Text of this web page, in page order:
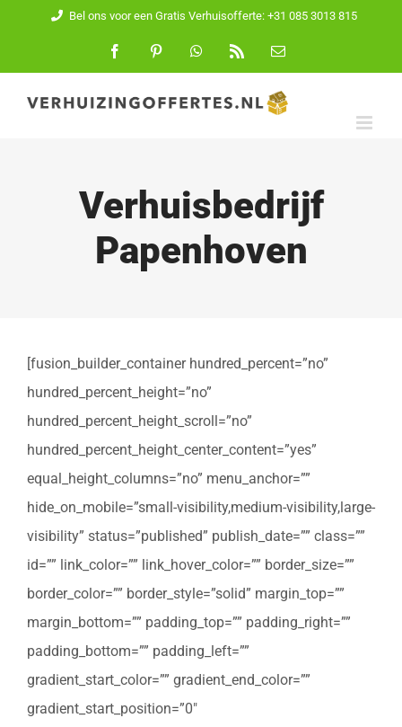
inhoud
Bel ons voor een Gratis Verhuisofferte: +31 085 3013 815
FacebookPinterest WhatsApp
E-
Verhuisbedrijf
Papenhoven
[fusion_builder_container hundred_percent=”no”
hundred_percent_height=”no”
hundred_percent_height_scroll=”no”
hundred_percent_height_center_content=”yes”
equal_height_columns=”no” menu_anchor=””
hide_on_mobile=”small-visibility,medium-visibility,large-
visibility” status=”published” publish_date=”” class=””
id=”” link_color=”” link_hover_color=”” border_size=””
border_color=”” border_style=”solid” margin_top=””
margin_bottom=”” padding_top=”” padding_right=””
padding_bottom=”” padding_left=””
gradient_start_color=”” gradient_end_color=””
gradient_start_position=”0″